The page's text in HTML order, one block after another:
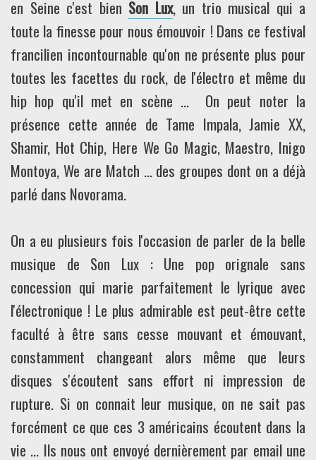
en Seine c'est bien Son Lux, un trio musical qui a
toute la finesse pour nous émouvoir ! Dans ce festival
francilien incontournable qu'on ne présente plus pour
toutes les facettes du rock, de l'électro et même du
hip hop qu'il met en scène ... On peut noter la
présence cette année de Tame Impala, Jamie XX,
Shamir, Hot Chip, Here We Go Magic, Maestro, Inigo
Montoya, We are Match ... des groupes dont on a déjà
parlé dans Novorama.
On a eu plusieurs fois l'occasion de parler de la belle
musique de Son Lux : Une pop orignale sans
concession qui marie parfaitement le lyrique avec
l'électronique ! Le plus admirable est peut-être cette
faculté à être sans cesse mouvant et émouvant,
constamment changeant alors même que leurs
disques s'écoutent sans effort ni impression de
rupture. Si on connait leur musique, on ne sait pas
forcément ce que ces 3 américains écoutent dans la
vie ... Ils nous ont envoyé dernièrement par email une